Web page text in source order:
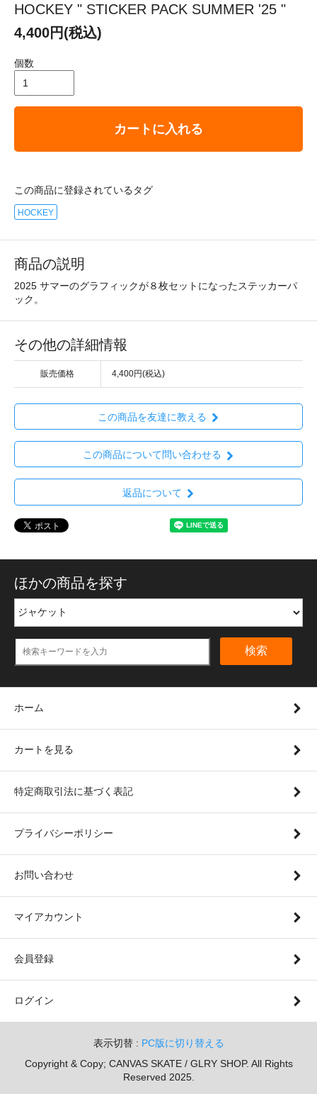
HOCKEY " STICKER PACK SUMMER '25 "
4,400円(税込)
個数
カートに入れる
この商品に登録されているタグ
HOCKEY
商品の説明
2025 サマーのグラフィックが８枚セットになったステッカーパ
ック。
その他の詳細情報
販売価格 4,400円(税込)
この商品を友達に教える
この商品について問い合わせる
返品について
ほかの商品を探す
検索
ホーム
カートを見る
特定商取引法に基づく表記
プライバシーポリシー
お問い合わせ
マイアカウント
会員登録
ログイン
表示切替 : PC版に切り替える
Copyright & Copy; CANVAS SKATE / GLRY SHOP. All Rights
Reserved 2025.